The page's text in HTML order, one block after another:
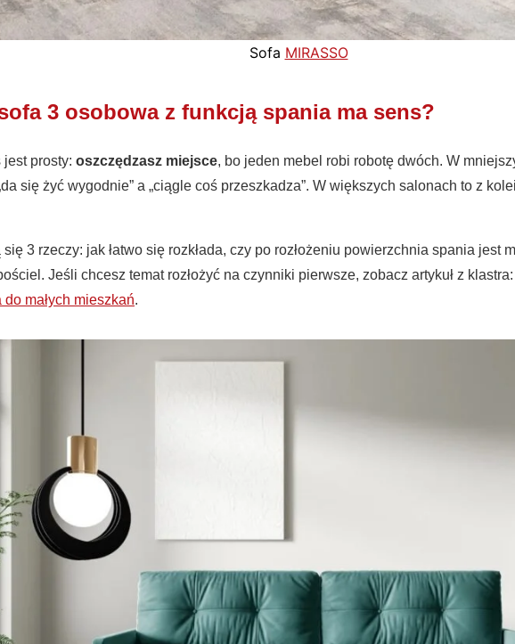
Sofa MIRASSO
3 osobowa z funkcją spania ma sens?
prosty: oszczędzasz miejsce, bo jeden mebel robi robotę dwóch. W
się żyć wygodnie” a „ciągle coś przeszkadza”. W większych salonach to z
3 rzeczy: jak łatwo się rozkłada, czy po rozłożeniu powierzchnia spania jest
Jeśli chcesz temat rozłożyć na czynniki pierwsze, zobacz artykuł z klastra:
małych mieszkań.